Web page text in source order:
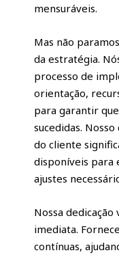
mensuráveis.
Mas não
da estratégia.
processo de
orientação,
para garantir
sucedidas.
do cliente
disponíveis para
ajustes
Nossa
imediata.
contínuas,